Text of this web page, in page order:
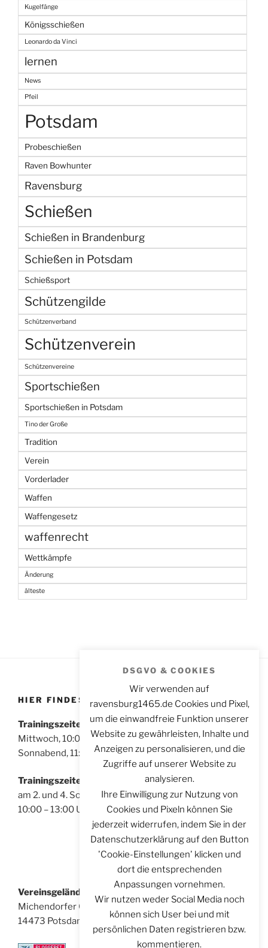
Kugelfänge
Königsschießen
Leonardo da Vinci
lernen
News
Pfeil
Potsdam
Probeschießen
Raven Bowhunter
Ravensburg
Schießen
Schießen in Brandenburg
Schießen in Potsdam
Schießsport
Schützengilde
Schützenverband
Schützenverein
Schützenvereine
Sportschießen
Sportschießen in Potsdam
Tino der Große
Tradition
Verein
Vorderlader
Waffen
Waffengesetz
waffenrecht
Wettkämpfe
Änderung
älteste
HIER FINDEST DU UNS
Trainingszeiten für Sportschützen:
Mittwoch, 10:00 – 14:00 Uhr
Sonnabend, 11:00 – 14:00 Uhr
Trainingszeiten für Bogenschützen:
am 2. und 4. Sonntag im Monat
10:00 – 13:00 Uhr
Vereinsgelände:
Michendorfer Chaussee 8
14473 Potsdam
DSGVO & COOKIES
Wir verwenden auf
ravensburg1465.de Cookies und Pixel,
um die einwandfreie Funktion unserer
Website zu gewährleisten, Inhalte und
Anzeigen zu personalisieren, und die
Zugriffe auf unserer Website zu
analysieren.
Ihre Einwilligung zur Nutzung von
Cookies und Pixeln können Sie
jederzeit widerrufen, indem Sie in der
Datenschutzerklärung auf den Button
'Cookie-Einstellungen' klicken und
dort die entsprechenden
Anpassungen vornehmen.
Wir nutzen weder Social Media noch
können sich User bei und mit
persönlichen Daten registrieren bzw.
kommentieren.